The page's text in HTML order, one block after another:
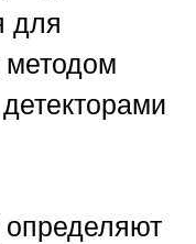
для
методом